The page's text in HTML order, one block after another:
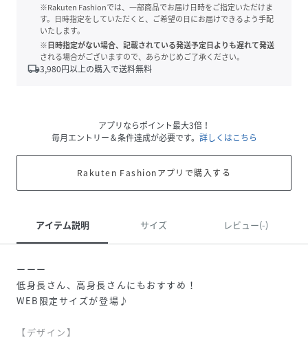
※Rakuten Fashionでは、一部商品でお届け日時をご指定いただけま
す。日時指定をしていただくと、ご希望の日にお届けできるよう手配
いたします。
※日時指定がない場合、記載されている発送予定日よりも遅れて発送
される場合がございますので、あらかじめご了承ください。
local_shipping3,980円以上の購入で送料無料
アプリならポイント最大3倍！
毎月エントリー＆条件達成が必要です。 詳しくはこちら
Rakuten Fashionアプリで購入する
アイテム説明 サイズ レビュー(-)
ーーー
低身長さん、高身長さんにもおすすめ！
WEB限定サイズが登場♪
【デザイン】